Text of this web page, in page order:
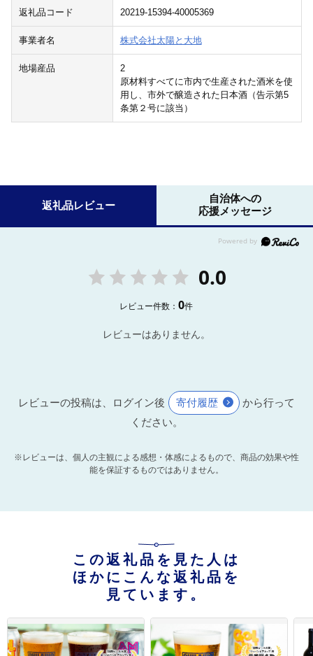
返礼品コード 20219-15394-40005369
事業者名 株式会社太陽と大地
地場産品
2
原材料すべてに市内で生産された酒米を使
用し、市外で醸造された日本酒（告示第5
条第２号に該当）
返礼品レビュー
自治体への
応援メッセージ
0.0
レビュー件数：0件
レビューはありません。
レビューの投稿は、ログイン後 寄付履歴
から行って
ください。
※レビューは、個人の主観による感想・体感によるもので、商品の効果や性
能を保証するものではありません。
この返礼品を見た人は
ほかにこんな返礼品を
見ています。